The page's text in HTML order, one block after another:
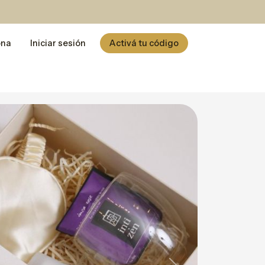
Iniciar sesión Activá tu código